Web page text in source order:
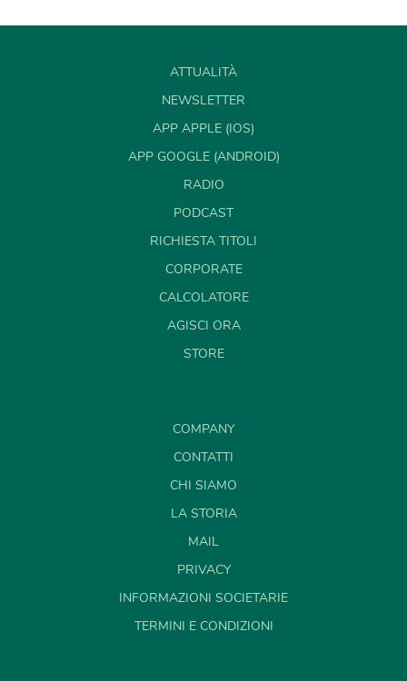
ATTUALITÀ
NEWSLETTER
APP APPLE (IOS)
APP GOOGLE (ANDROID)
RADIO
PODCAST
RICHIESTA TITOLI
CORPORATE
CALCOLATORE
AGISCI ORA
STORE
COMPANY
CONTATTI
CHI SIAMO
LA STORIA
MAIL
PRIVACY
INFORMAZIONI SOCIETARIE
TERMINI E CONDIZIONI